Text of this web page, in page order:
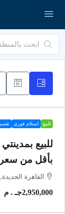
للبيع استلام فوري
بأقل من
القاهرة
2,950,000جـ . م